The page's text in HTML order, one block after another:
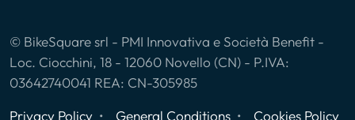
© BikeSquare srl - PMI Innovativa e Società Benefit -
Loc. Ciocchini, 18 - 12060 Novello (CN) - P.IVA:
03642740041 REA: CN-305985
Privacy Policy
General Conditions Cookies Policy